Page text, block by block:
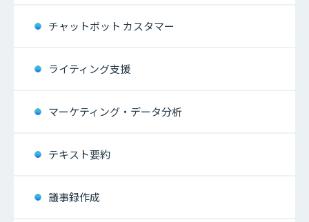
チャットボット カスタマー
ライティング支援
マーケティング・データ分析
テキスト要約
議事録作成